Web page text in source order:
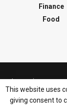
Finance
Food
About Contact
Sitemap
Terms
This website uses
giving consent to